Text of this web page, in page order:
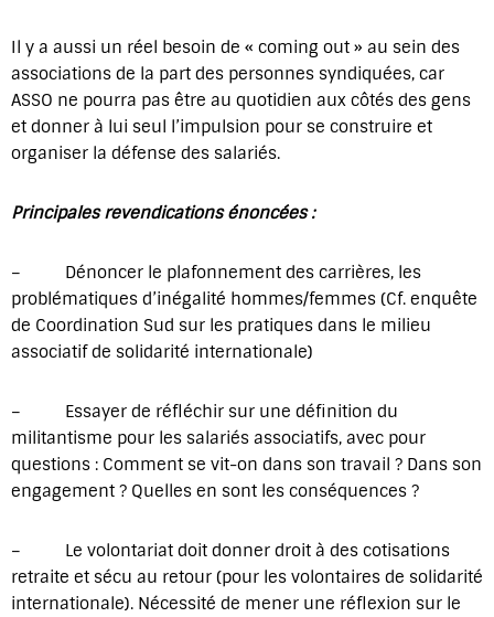
Il y a aussi un réel besoin de « coming out » au sein des
associations de la part des personnes syndiquées, car
ASSO ne pourra pas être au quotidien aux côtés des gens
et donner à lui seul l’impulsion pour se construire et
organiser la défense des salariés.
Principales revendications énoncées :
– Dénoncer le plafonnement des carrières, les
problématiques d’inégalité hommes/femmes (Cf. enquête
de Coordination Sud sur les pratiques dans le milieu
associatif de solidarité internationale)
– Essayer de réfléchir sur une définition du
militantisme pour les salariés associatifs, avec pour
questions : Comment se vit-on dans son travail ? Dans son
engagement ? Quelles en sont les conséquences ?
– Le volontariat doit donner droit à des cotisations
retraite et sécu au retour (pour les volontaires de solidarité
internationale). Nécessité de mener une réflexion sur le